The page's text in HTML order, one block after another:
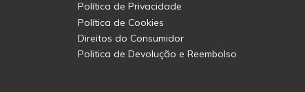
Política de Privacidade
Política de Cookies
Direitos do Consumidor
Politica de Devolução e Reembolso